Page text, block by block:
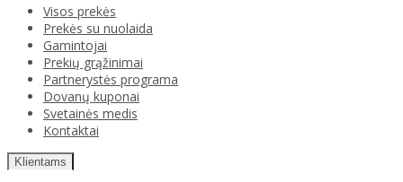
Visos prekės
Prekės su nuolaida
Gamintojai
Prekių grąžinimai
Partnerystės programa
Dovanų kuponai
Svetainės medis
Kontaktai
Klientams